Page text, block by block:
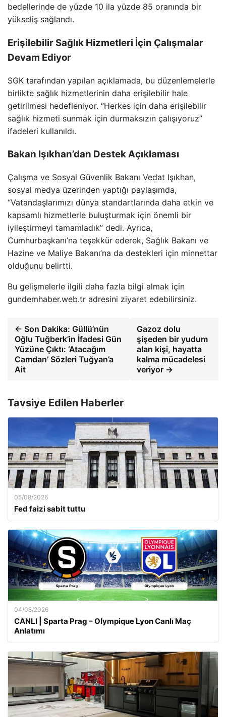
bedellerinde de yüzde 10 ila yüzde 85 oranında bir
yükseliş sağlandı.
Erişilebilir Sağlık Hizmetleri İçin Çalışmalar
Devam Ediyor
SGK tarafından yapılan açıklamada, bu düzenlemelerle
birlikte sağlık hizmetlerinin daha erişilebilir hale
getirilmesi hedefleniyor. “Herkes için daha erişilebilir
sağlık hizmeti sunmak için durmaksızın çalışıyoruz”
ifadeleri kullanıldı.
Bakan Işıkhan’dan Destek Açıklaması
Çalışma ve Sosyal Güvenlik Bakanı Vedat Işıkhan,
sosyal medya üzerinden yaptığı paylaşımda,
“Vatandaşlarımızı dünya standartlarında daha etkin ve
kapsamlı hizmetlerle buluşturmak için önemli bir
iyileştirmeyi tamamladık” dedi. Ayrıca,
Cumhurbaşkanı’na teşekkür ederek, Sağlık Bakanı ve
Hazine ve Maliye Bakanı’na da destekleri için minnettar
olduğunu belirtti.
Bu gelişmelerle ilgili daha fazla bilgi almak için
gundemhaber.web.tr adresini ziyaret edebilirsiniz.
← Son Dakika: Güllü’nün
Oğlu Tuğberk’in İfadesi Gün
Yüzüne Çıktı: ‘Atacağım
Camdan’ Sözleri Tuğyan’a
Ait
Gazoz dolu
şişeden bir yudum
alan kişi, hayatta
kalma mücadelesi
veriyor →
Tavsiye Edilen Haberler
05/08/2026
Fed faizi sabit tuttu
04/08/2026
CANLI | Sparta Prag – Olympique Lyon Canlı Maç
Anlatımı